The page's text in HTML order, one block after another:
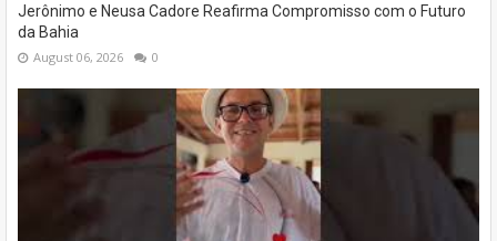
Jerônimo e Neusa Cadore Reafirma Compromisso com o Futuro
da Bahia
August 06, 2026 0